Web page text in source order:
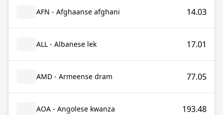
AFN - Afghaanse afghani 14.03
ALL - Albanese lek 17.01
AMD - Armeense dram 77.05
AOA - Angolese kwanza 193.48